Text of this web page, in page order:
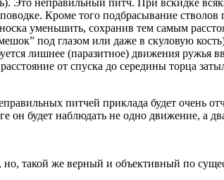
Кроме того подбрасывание
уменьшить, сохранив тем самым
под глазом или даже в скуловую
лишнее (паразитное) движения ружья
от спуска до середины торца
неправильных питчей приклада будет
наблюдать не одно движение, а
но, такой же верный и объективный по